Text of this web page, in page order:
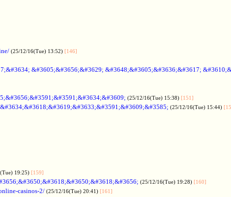
(25/12/16(Tue) 13:52) [146]
&#3605;&#3656;&#3629; &#3648;&#3605;&#3636;&#3617;
(25/12/16(Tue) 15:38) [151]
(25/12/16(Tue) 15:44)
19:25) [159]
(25/12/16(Tue) 19:28) [160]
casinos-2/ (25/12/16(Tue) 20:41) [161]